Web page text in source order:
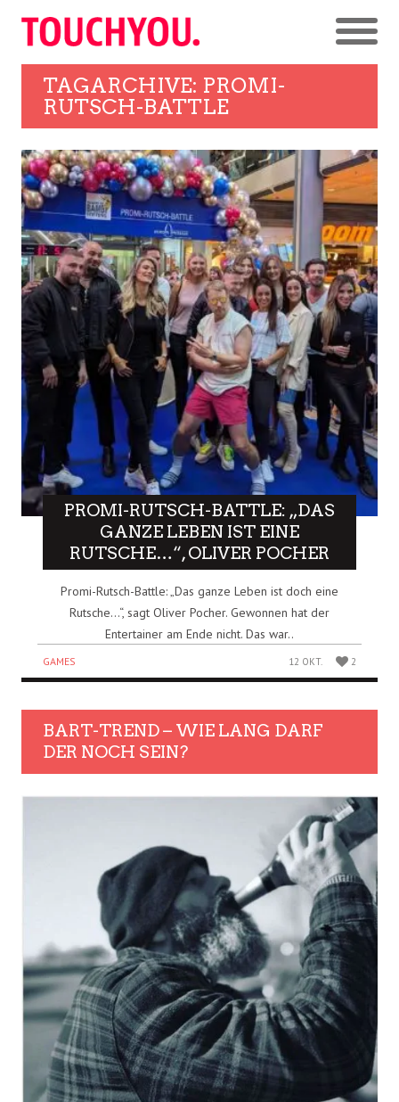
TAGARCHIVE: PROMI-
RUTSCH-BATTLE
PROMI-RUTSCH-BATTLE: „DAS
GANZE LEBEN IST EINE
RUTSCHE…“, OLIVER POCHER
Promi-Rutsch-Battle: „Das ganze Leben ist doch eine
Rutsche…“, sagt Oliver Pocher. Gewonnen hat der
Entertainer am Ende nicht. Das war..
GAMES 12 OKT. 2
BART-TREND – WIE LANG DARF
DER NOCH SEIN?